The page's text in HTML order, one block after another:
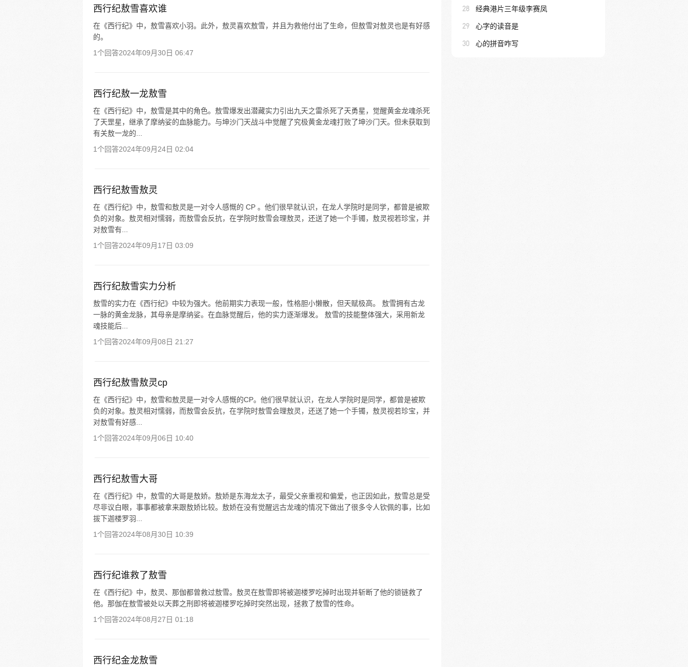
西行纪敖雪喜欢谁
在《西行纪》中，敖雪喜欢小羽。此外，敖灵喜欢敖雪，并且为救他付出了生命，但敖雪对敖灵也是有好感
的。
1个回答2024年09月30日 06:47
西行纪敖一龙敖雪
在《西行纪》中，敖雪是其中的角色。敖雪爆发出潜藏实力引出九天之雷杀死了天勇星，觉醒黄金龙魂杀死
了天罡星，继承了摩纳娑的血脉能力。与坤沙门天战斗中觉醒了究极黄金龙魂打败了坤沙门天。但未获取到
有关敖一龙的...
1个回答2024年09月24日 02:04
西行纪敖雪敖灵
在《西行纪》中，敖雪和敖灵是一对令人感慨的 CP 。他们很早就认识，在龙人学院时是同学，都曾是被欺
负的对象。敖灵相对懦弱，而敖雪会反抗，在学院时敖雪会理敖灵，还送了她一个手镯，敖灵视若珍宝，并
对敖雪有...
1个回答2024年09月17日 03:09
西行纪敖雪实力分析
敖雪的实力在《西行纪》中较为强大。他前期实力表现一般，性格胆小懒散，但天赋极高。 敖雪拥有古龙
一脉的黄金龙脉，其母亲是摩纳娑。在血脉觉醒后，他的实力逐渐爆发。 敖雪的技能整体强大，采用新龙
魂技能后...
1个回答2024年09月08日 21:27
西行纪敖雪敖灵cp
在《西行纪》中，敖雪和敖灵是一对令人感慨的CP。他们很早就认识，在龙人学院时是同学，都曾是被欺
负的对象。敖灵相对懦弱，而敖雪会反抗，在学院时敖雪会理敖灵，还送了她一个手镯，敖灵视若珍宝，并
对敖雪有好感...
1个回答2024年09月06日 10:40
西行纪敖雪大哥
在《西行纪》中，敖雪的大哥是敖娇。敖娇是东海龙太子，最受父亲重视和偏爱，也正因如此，敖雪总是受
尽非议白眼，事事都被拿来跟敖娇比较。敖娇在没有觉醒远古龙魂的情况下做出了很多令人钦佩的事，比如
拔下迦楼罗羽...
1个回答2024年08月30日 10:39
西行纪谁救了敖雪
在《西行纪》中，敖灵、那伽都曾救过敖雪。敖灵在敖雪即将被迦楼罗吃掉时出现并斩断了他的锁链救了
他。那伽在敖雪被处以天葬之刑即将被迦楼罗吃掉时突然出现，拯救了敖雪的性命。
1个回答2024年08月27日 01:18
西行纪金龙敖雪
28 经典港片三年级李赛凤
29 心字的读音是
30 心的拼音咋写